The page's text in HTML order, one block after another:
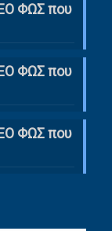
ΦΩΣ που
ΦΩΣ που
ΦΩΣ που